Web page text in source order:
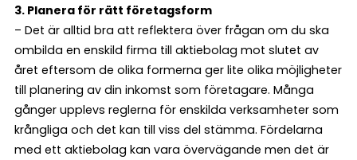
3. Planera för rätt företagsform
– Det är alltid bra att reflektera över frågan om du ska
ombilda en enskild firma till aktiebolag mot slutet av
året eftersom de olika formerna ger lite olika möjligheter
till planering av din inkomst som företagare. Många
gånger upplevs reglerna för enskilda verksamheter som
krångliga och det kan till viss del stämma. Fördelarna
med ett aktiebolag kan vara övervägande men det är